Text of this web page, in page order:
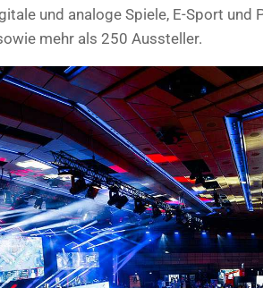
und analoge Spiele, E-Sport
mehr als 250 Aussteller.